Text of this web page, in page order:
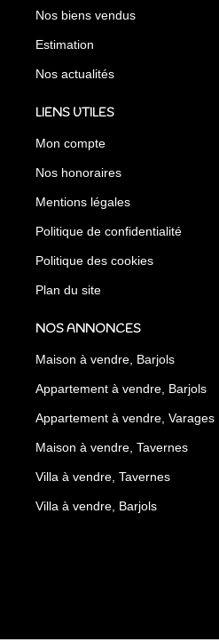
Nos biens vendus
Estimation
Nos actualités
LIENS UTILES
Mon compte
Nos honoraires
Mentions légales
Politique de confidentialité
Politique des cookies
Plan du site
NOS ANNONCES
Maison à vendre, Barjols
Appartement à vendre, Barjols
Appartement à vendre, Varages
Maison à vendre, Tavernes
Villa à vendre, Tavernes
Villa à vendre, Barjols